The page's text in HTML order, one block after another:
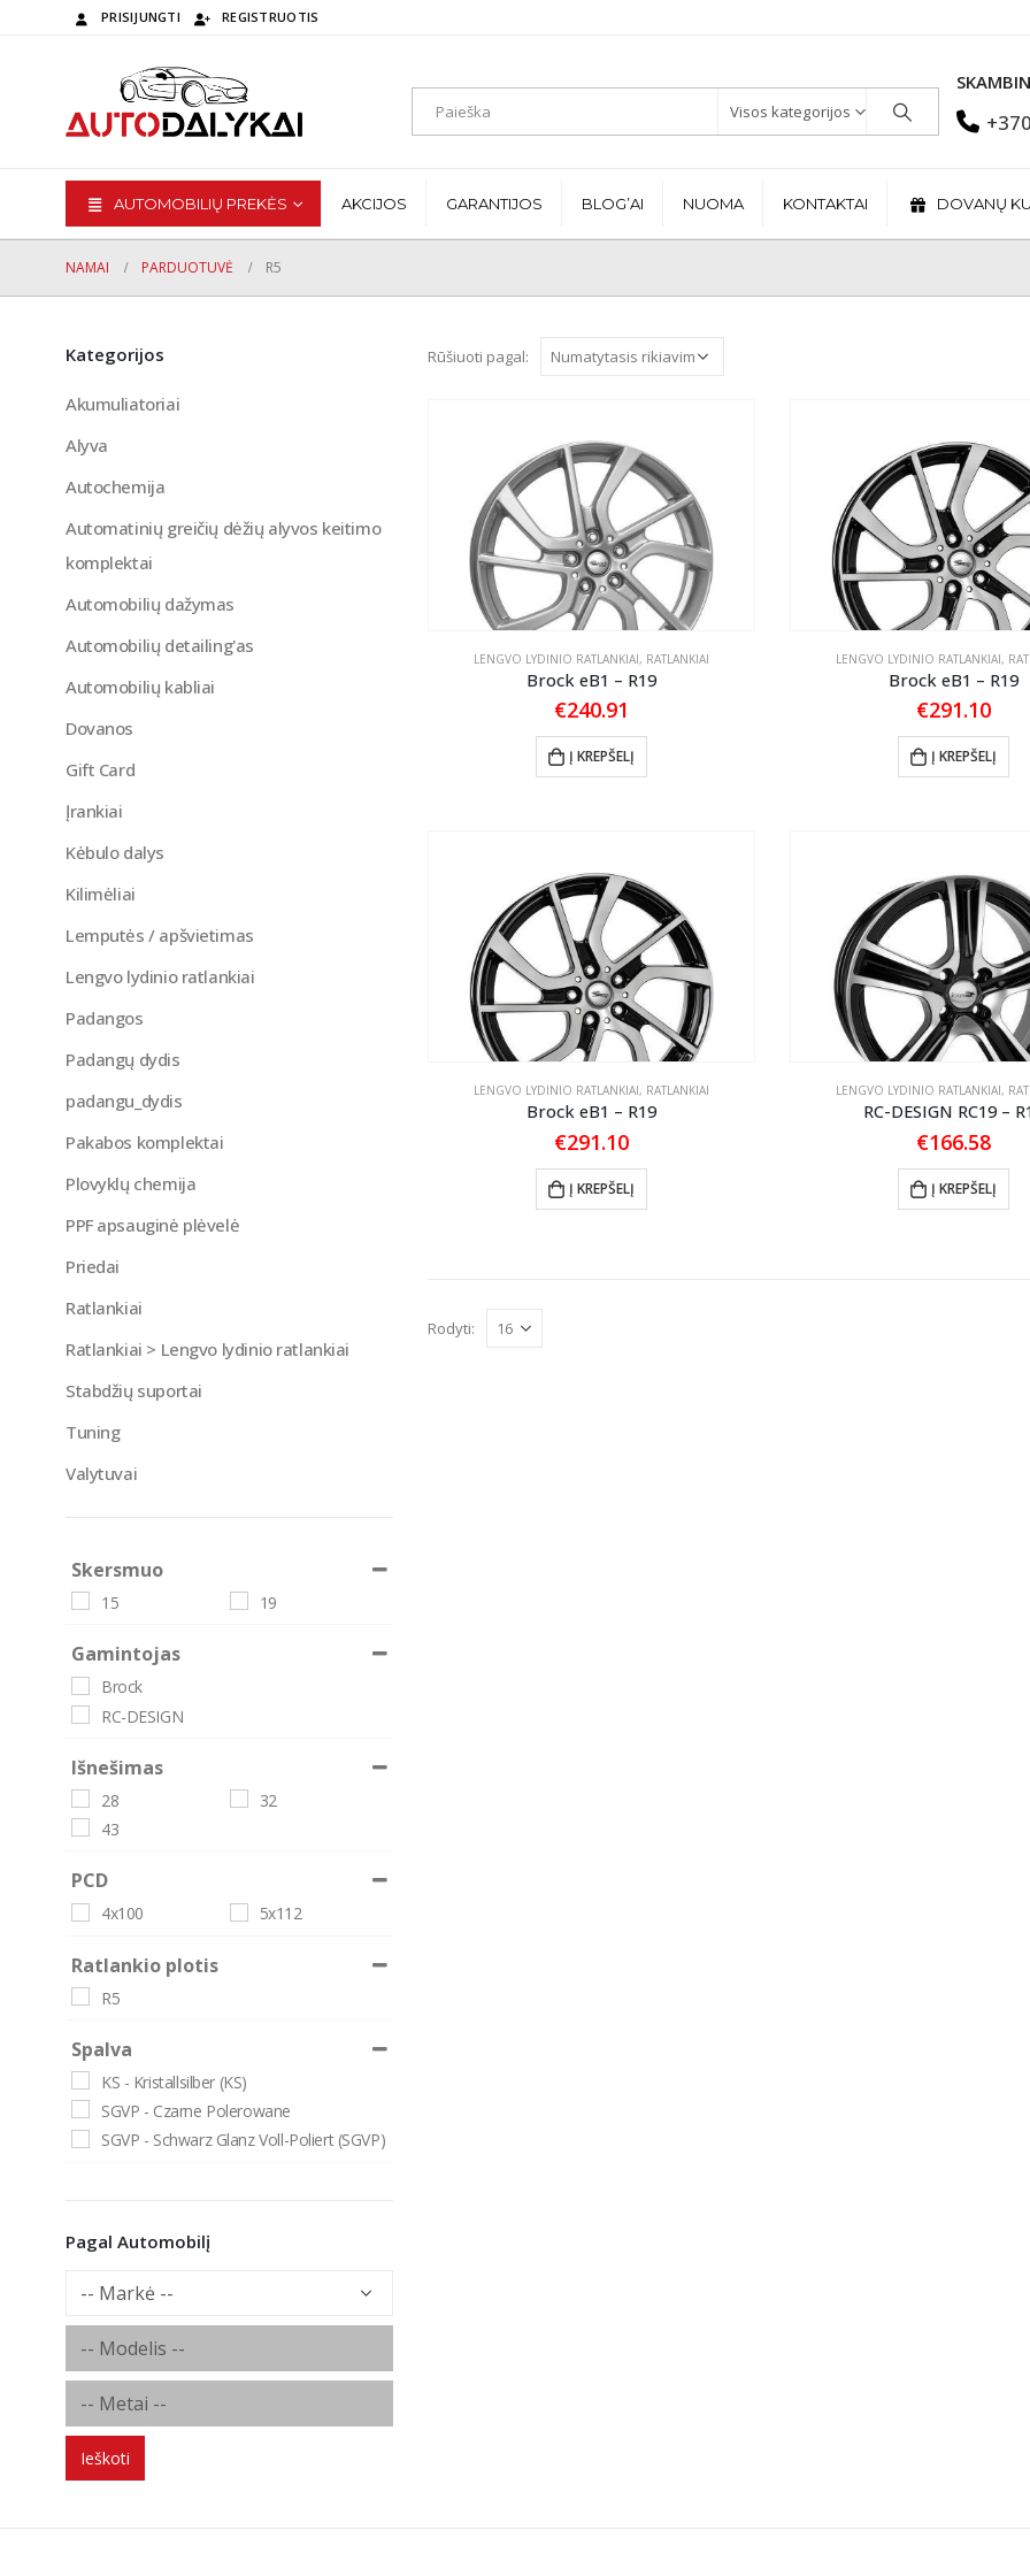
PRISIJUNGTI REGISTRUOTIS
Visos kategorijos
AUTOMOBILIŲ PREKĖS AKCIJOS GARANTIJOS BLOG’AI NUOMA KONTAKTAI DOVANŲ
NAMAI PARDUOTUVĖ R5
Rūšiuoti pagal:
LENGVO LYDINIO RATLANKIAI, RATLANKIAI
Brock eB1 – R19
€240.91
Į KREPŠELĮ
LENGVO LYDINIO RATLANKIAI,
Brock eB1 – R19
€291.10
Į KREPŠELĮ
LENGVO LYDINIO RATLANKIAI, RATLANKIAI
Brock eB1 – R19
€291.10
Į KREPŠELĮ
LENGVO LYDINIO RATLANKIAI,
RC-DESIGN RC19 –
€166.58
Į KREPŠELĮ
Rodyti:
Kategorijos
Akumuliatoriai
Alyva
Autochemija
Automatinių greičių dėžių alyvos keitimo
komplektai
Automobilių dažymas
Automobilių detailing'as
Automobilių kabliai
Dovanos
Gift Card
Įrankiai
Kėbulo dalys
Kilimėliai
Lemputės / apšvietimas
Lengvo lydinio ratlankiai
Padangos
Padangų dydis
padangu_dydis
Pakabos komplektai
Plovyklų chemija
PPF apsauginė plėvelė
Priedai
Ratlankiai
Ratlankiai > Lengvo lydinio ratlankiai
Stabdžių suportai
Tuning
Valytuvai
Skersmuo
15 19
Gamintojas
Brock
RC-DESIGN
Išnešimas
28
32
43
PCD
4x100 5x112
Ratlankio plotis
R5
Spalva
KS - Kristallsilber (KS)
SGVP - Czarne Polerowane
SGVP - Schwarz Glanz Voll-Poliert (SGVP)
Pagal Automobilį
Ieškoti